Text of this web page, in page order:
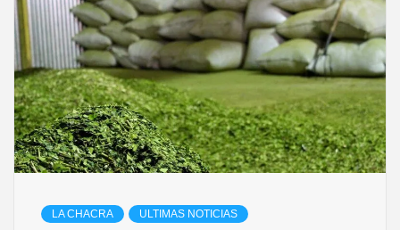
LA CHACRA ULTIMAS NOTICIAS